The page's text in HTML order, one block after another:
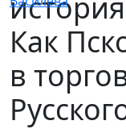
Как
в